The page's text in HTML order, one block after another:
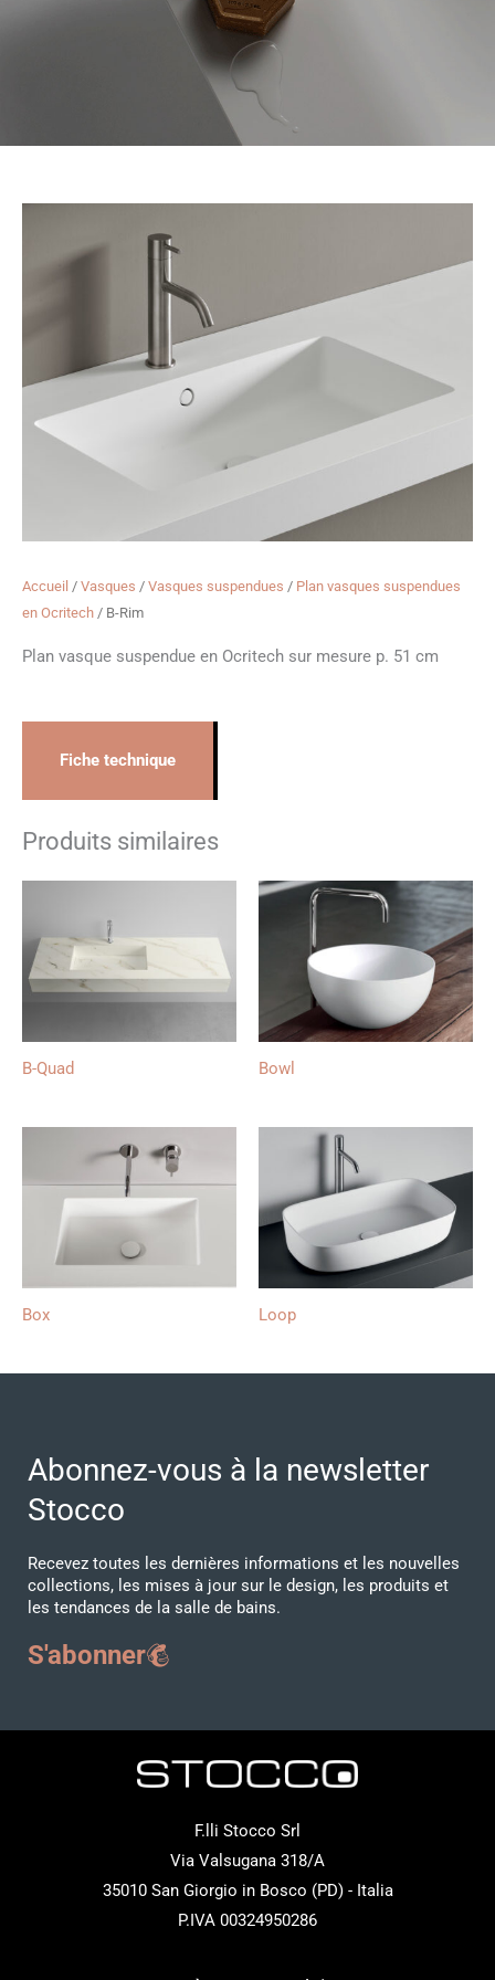
Accueil / Vasques / Vasques suspendues / Plan vasques suspendues
en Ocritech / B-Rim
Plan vasque suspendue en Ocritech sur mesure p. 51 cm
Fiche technique
Produits similaires
B-Quad Bowl
Box Loop
Abonnez-vous à la newsletter
Stocco
Recevez toutes les dernières informations et les nouvelles
collections, les mises à jour sur le design, les produits et
les tendances de la salle de bains.
S'abonner
F.lli Stocco Srl
Via Valsugana 318/A
35010 San Giorgio in Bosco (PD) - Italia
P.IVA 00324950286